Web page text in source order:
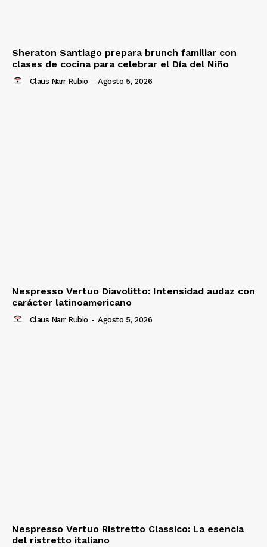
Sheraton Santiago prepara brunch familiar con
clases de cocina para celebrar el Día del Niño
Claus Narr Rubio - Agosto 5, 2026
Nespresso Vertuo Diavolitto: Intensidad audaz con
carácter latinoamericano
Claus Narr Rubio - Agosto 5, 2026
Nespresso Vertuo Ristretto Classico: La esencia
del ristretto italiano